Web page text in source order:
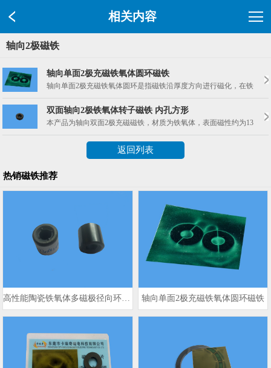
相关内容
轴向2极磁铁
轴向单面2极充磁铁氧体圆环磁铁
轴向单面2极充磁铁氧体圆环是指磁铁沿厚度方向进行磁化，在铁氧
双面轴向2极铁氧体转子磁铁 内孔方形
本产品为轴向双面2极充磁磁铁，材质为铁氧体，表面磁性约为1350
返回列表
热销磁铁推荐
轴向单面2极充磁铁氧体圆环磁铁